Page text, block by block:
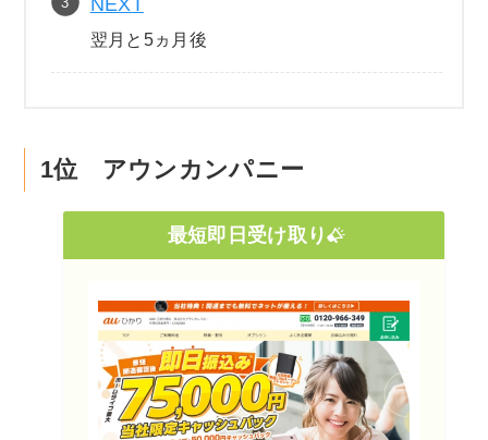
NEXT
翌月と5ヵ月後
1位 アウンカンパニー
最短即日受け取り